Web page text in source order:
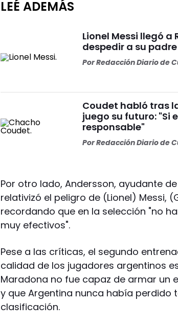
LEÉ ADEMÁS
Lionel Messi llegó
despedir a su padre
PorRedacción Diario de
Coudet habló tras
juego su futuro: "Si
responsable"
PorRedacción Diario de
Por otro lado, Andersson, ayudante
relativizó el peligro de (Lionel) Messi,
recordando que en la selección "no
muy efectivos".
Pese a las críticas, el segundo
calidad de los jugadores argentinos
Maradona no fue capaz de armar un
y que Argentina nunca había perdido
clasificación.